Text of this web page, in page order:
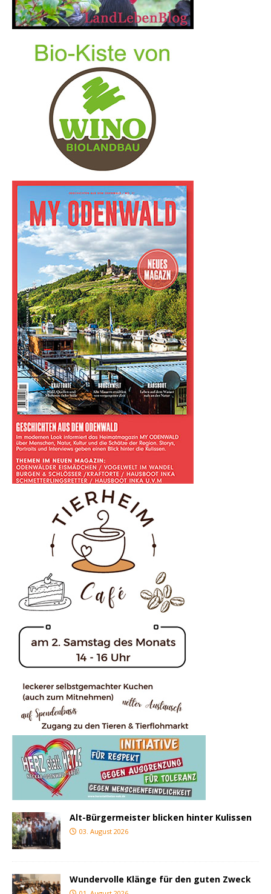
Alt-Bürgermeister blicken hinter Kulissen
03. August 2026
Wundervolle Klänge für den guten Zweck